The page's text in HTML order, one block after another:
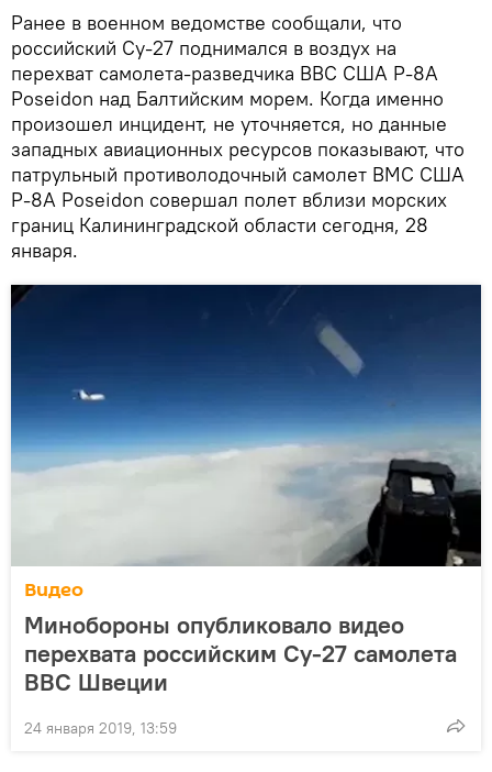
Ранее в военном ведомстве сообщали, что
российский Су-27 поднимался в воздух на
перехват самолета-разведчика ВВС США P-8A
Poseidon над Балтийским морем. Когда именно
произошел инцидент, не уточняется, но данные
западных авиационных ресурсов показывают, что
патрульный противолодочный самолет ВМС США
P-8A Poseidon совершал полет вблизи морских
границ Калининградской области сегодня, 28
января.
Видео
Минобороны опубликовало видео
перехвата российским Су-27 самолета
ВВС Швеции
24 января 2019, 13:59